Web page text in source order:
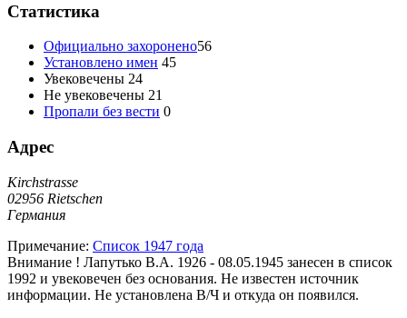
Статистика
Официально захоронено56
Установлено имен 45
Увековечены 24
Не увековечены 21
Пропали без вести 0
Адрес
Kirchstrasse
02956 Rietschen
Германия
Примечание: Список 1947 года
Внимание ! Лапутько В.А. 1926 - 08.05.1945 занесен в список
1992 и увековечен без основания. Не известен источник
информации. Не установлена В/Ч и откуда он появился.